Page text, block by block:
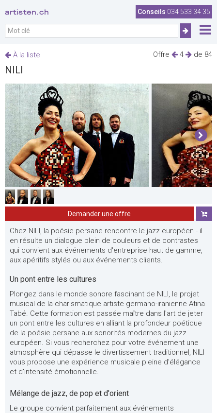
artisten.ch Conseils 034 533 34 35
Offre 4 de 84
À la liste
NILI
Demander une offre
Chez NILI, la poésie persane rencontre le jazz européen - il
en résulte un dialogue plein de couleurs et de contrastes
qui convient aux événements d'entreprise haut de gamme,
aux apéritifs stylés ou aux événements clients.
Un pont entre les cultures
Plongez dans le monde sonore fascinant de NILI, le projet
musical de la charismatique artiste germano-iranienne Atina
Tabé. Cette formation est passée maître dans l'art de jeter
un pont entre les cultures en alliant la profondeur poétique
de la poésie persane aux sonorités modernes du jazz
européen. Si vous recherchez pour votre événement une
atmosphère qui dépasse le divertissement traditionnel, NILI
vous propose une expérience musicale pleine d'élégance
et d'intensité émotionnelle.
Mélange de jazz, de pop et d'orient
Le groupe convient parfaitement aux événements